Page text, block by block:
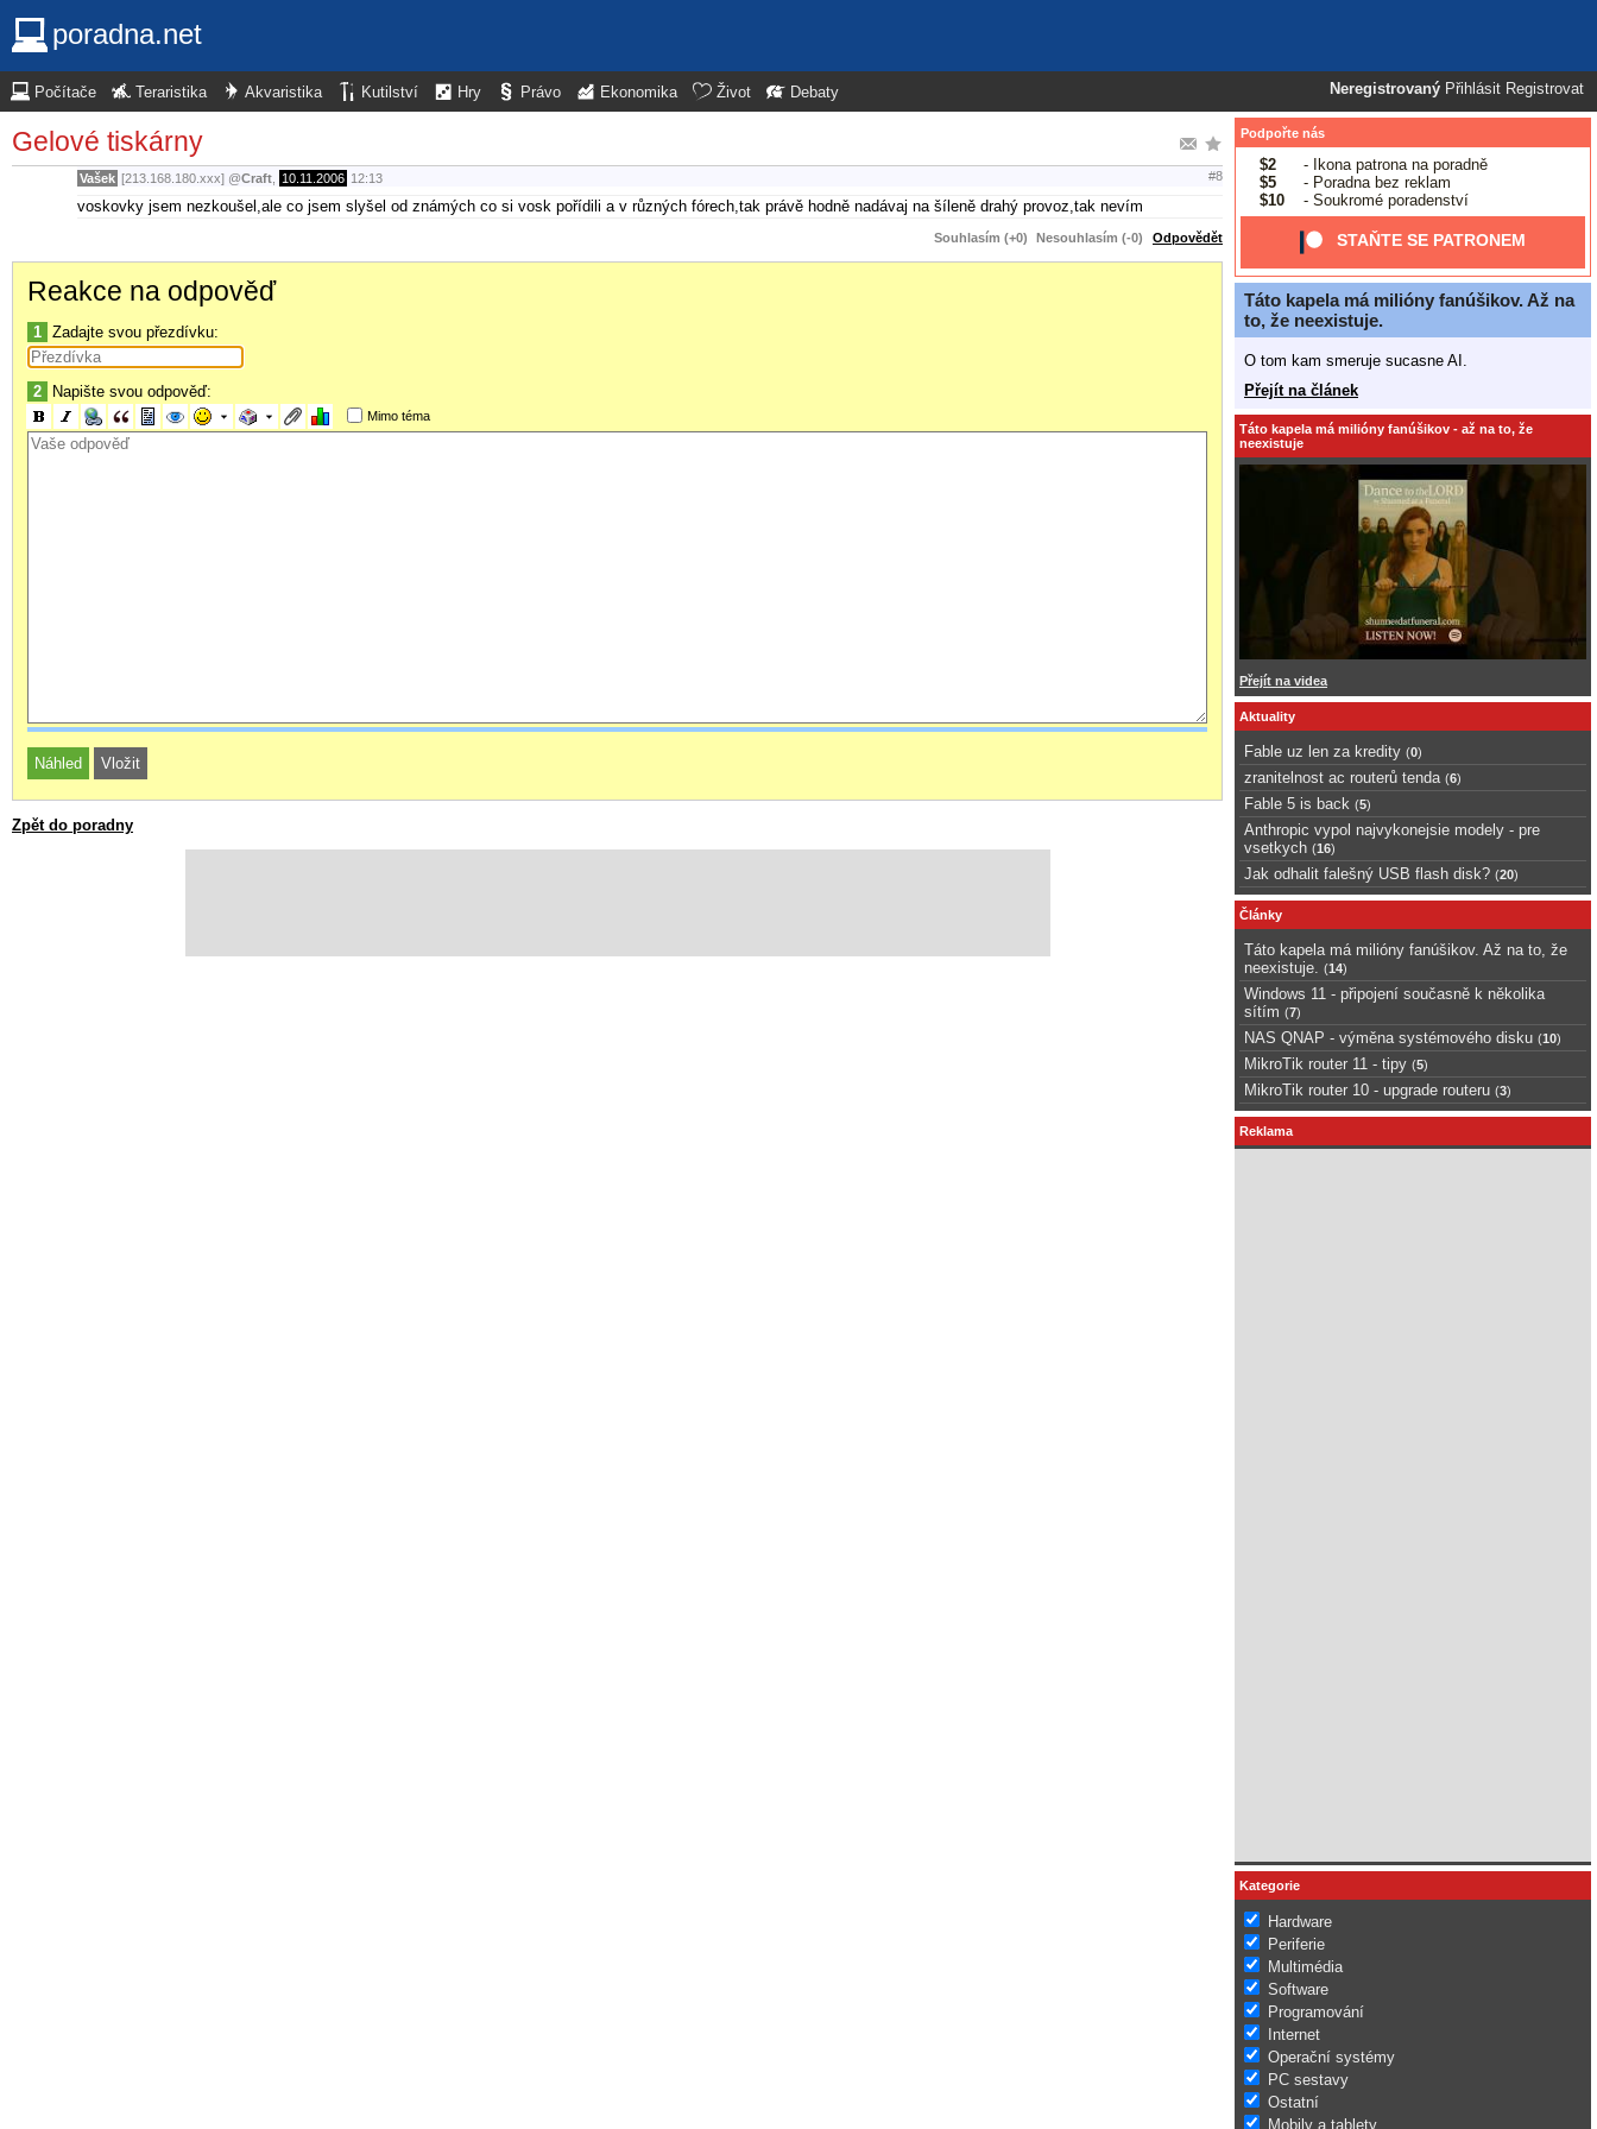
poradna.net
Neregistrovaný Přihlásit Registrovat
Počítače Teraristika Akvaristika Kutilství Hry Právo Ekonomika Život Debaty
Gelové tiskárny
Vašek [213.168.180.xxx] @Craft 10.11.2006 12:13 #8
voskovky jsem nezkoušel,ale co jsem slyšel od známých co si vosk pořídili a v různých fórech,tak právě hodně nadávaj na šíleně drahý provoz,tak nevím
Souhlasím (+0) Nesouhlasím (-0) Odpovědět
Reakce na odpověď
1 Zadajte svou přezdívku:
2 Napište svou odpověď:
Mimo téma
Zpět do poradny
Podpořte nás
$2
- Ikona patrona na poradně
$5
- Poradna bez reklam
$10
- Soukromé poradenství
STAŇTE SE PATRONEM
Táto kapela má milióny fanúšikov. Až na
to, že neexistuje.
O tom kam smeruje sucasne AI.
Přejít na článek
Táto kapela má milióny fanúšikov - až na to, že
neexistuje
Přejít na videa
Aktuality
Fable uz len za kredity (0)
zranitelnost ac routerů tenda (6)
Fable 5 is back (5)
Anthropic vypol najvykonejsie modely - pre
vsetkych (16)
Jak odhalit falešný USB flash disk? (20)
Články
Táto kapela má milióny fanúšikov. Až na to, že
neexistuje.
(14)
Windows 11 - připojení současně k několika
sítím (7)
NAS QNAP - výměna systémového disku (10)
MikroTik router 11 - tipy (5)
MikroTik router 10 - upgrade routeru (3)
Reklama
Kategorie
Hardware
Periferie
Multimédia
Software
Programování
Internet
Operační systémy
PC sestavy
Ostatní
Mobily a tablety